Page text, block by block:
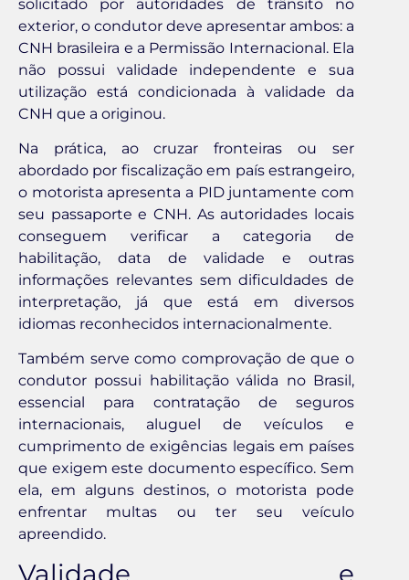
solicitado por autoridades de trânsito no
exterior, o condutor deve apresentar ambos: a
CNH brasileira e a Permissão Internacional. Ela
não possui validade independente e sua
utilização está condicionada à validade da
CNH que a originou.
Na prática, ao cruzar fronteiras ou ser
abordado por fiscalização em país estrangeiro,
o motorista apresenta a PID juntamente com
seu passaporte e CNH. As autoridades locais
conseguem verificar a categoria de
habilitação, data de validade e outras
informações relevantes sem dificuldades de
interpretação, já que está em diversos
idiomas reconhecidos internacionalmente.
Também serve como comprovação de que o
condutor possui habilitação válida no Brasil,
essencial para contratação de seguros
internacionais, aluguel de veículos e
cumprimento de exigências legais em países
que exigem este documento específico. Sem
ela, em alguns destinos, o motorista pode
enfrentar multas ou ter seu veículo
apreendido.
Validade e